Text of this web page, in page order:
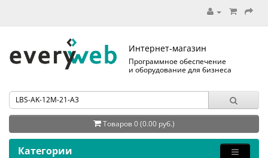
Интернет-магазин
Программное обеспечение
и оборудование для бизнеса
Товаров 0 (0.00 руб.)
Категории